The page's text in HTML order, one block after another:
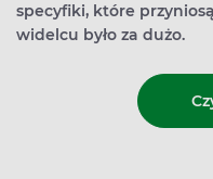
specyfiki, które
widelcu było za dużo.